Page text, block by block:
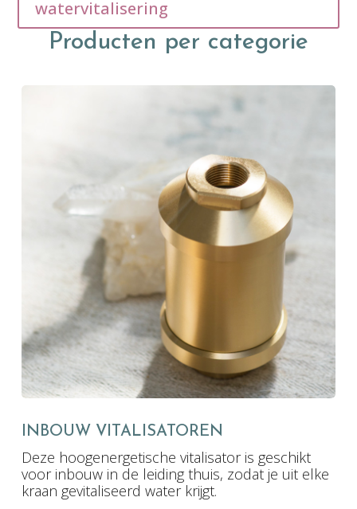
watervitalisering
Producten per categorie
INBOUW VITALISATOREN
Deze hoogenergetische vitalisator is geschikt
voor inbouw in de leiding thuis, zodat je uit elke
kraan gevitaliseerd water krijgt.